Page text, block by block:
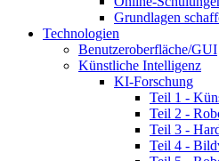
Grundlagen
Technologien
Benutzeroberfläche/GUI
Künstliche Intelligenz
KI-Forschung
Teil 1 -
Teil 2 -
Teil 3 -
Teil 4 -